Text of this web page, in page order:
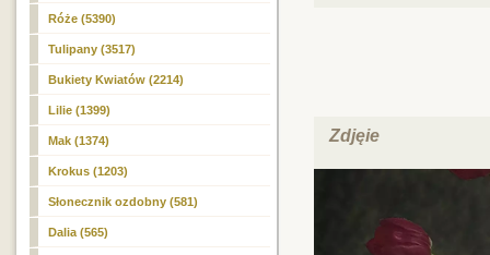
Róże (5390)
Tulipany (3517)
Bukiety Kwiatów (2214)
Lilie (1399)
Mak (1374)
Krokus (1203)
Słonecznik ozdobny (581)
Dalia (565)
Zdjęie